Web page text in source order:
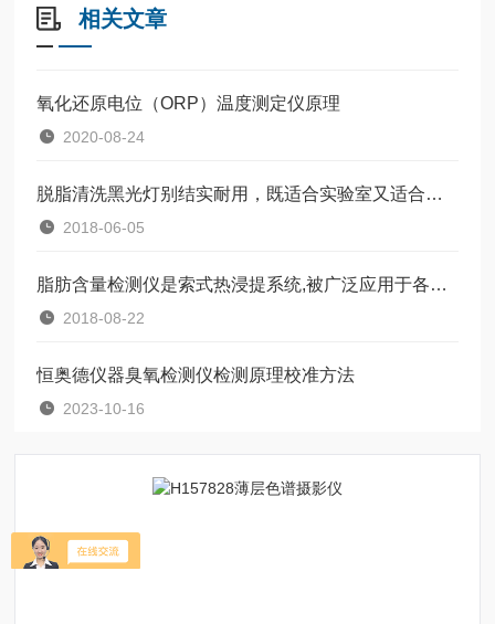
相关文章
氧化还原电位（ORP）温度测定仪原理
2020-08-24
脱脂清洗黑光灯别结实耐用，既适合实验室又适合厂环境使用
2018-06-05
脂肪含量检测仪是索式热浸提系统,被广泛应用于各种固液萃取实验中
2018-08-22
恒奥德仪器臭氧检测仪检测原理校准方法
2023-10-16